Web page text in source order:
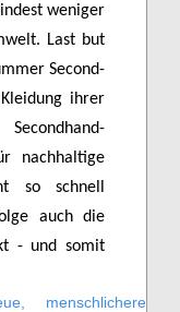
weniger
Last but
Second-
ihrer
nachhaltige
so schnell
auch die
- und somit
menschlichere